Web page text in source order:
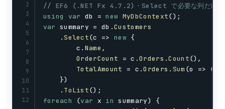
2
3
4
5
6
7
8
9
10
11
12
// EF6 (.NET Fx 4.7.2)・Select で必要な列だけ射
using
var db = new MyDbContext();
var summary = db .Customers
    .
Select(c => new {
c . Name ,
OrderCount = c .Orders .Count(),
TotalAmount = c .Orders . Sum (o => (
    })
    .
ToList
foreach
(var x in summary) {